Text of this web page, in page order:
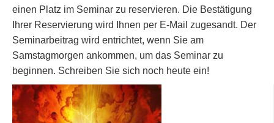
einen Platz im Seminar zu reservieren. Die Bestätigung
Ihrer Reservierung wird Ihnen per E-Mail zugesandt. Der
Seminarbeitrag wird entrichtet, wenn Sie am
Samstagmorgen ankommen, um das Seminar zu
beginnen. Schreiben Sie sich noch heute ein!